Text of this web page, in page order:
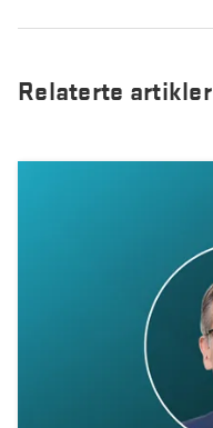
Relaterte artikler